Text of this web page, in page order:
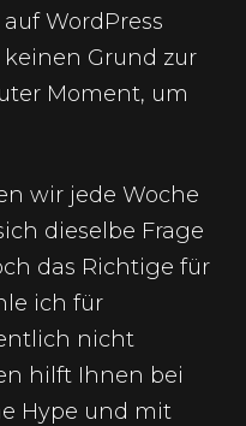
WordPress
Grund zur
Moment, um
wir jede Woche
dieselbe Frage
das Richtige für
ich für
nicht
hilft Ihnen bei
Hype und mit